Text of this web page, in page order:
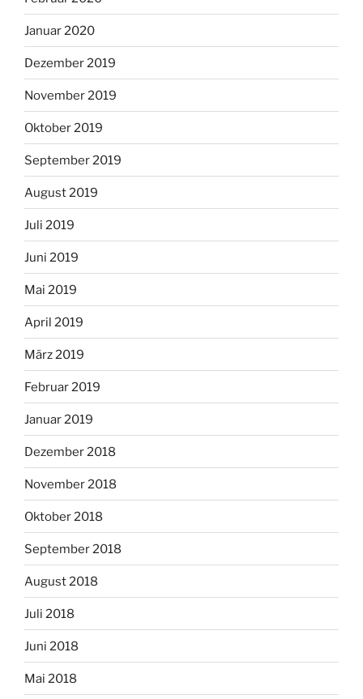
Januar 2020
Dezember 2019
November 2019
Oktober 2019
September 2019
August 2019
Juli 2019
Juni 2019
Mai 2019
April 2019
März 2019
Februar 2019
Januar 2019
Dezember 2018
November 2018
Oktober 2018
September 2018
August 2018
Juli 2018
Juni 2018
Mai 2018